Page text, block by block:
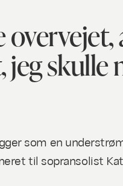
som en
til sopransolist